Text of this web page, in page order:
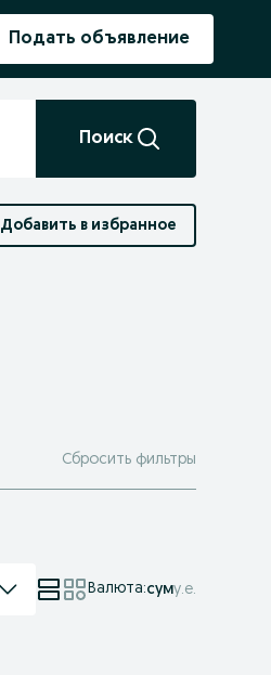
Подать объявление
Поиск
Добавить в избранное
Сбросить фильтры
Валюта:суму.е.